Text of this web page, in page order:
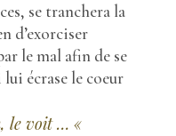
se tranchera la
d’exorciser
le mal afin de se
écrase le coeur
le voit … «